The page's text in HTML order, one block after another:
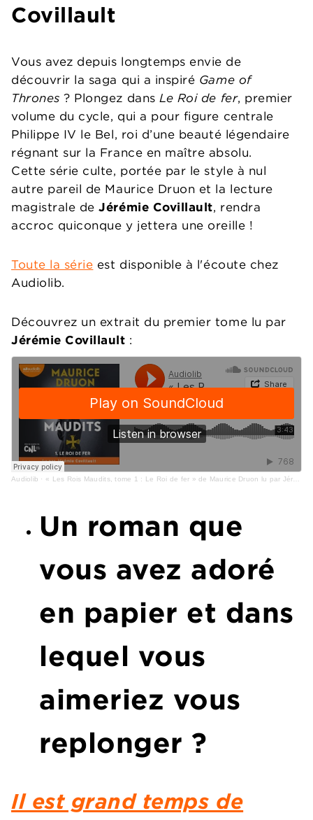
Covillault
Vous avez depuis longtemps envie de
découvrir la saga qui a inspiré Game of
Thrones ? Plongez dansLe Roi de fer, premier
volume du cycle, qui a pour figure centrale
Philippe IV le Bel, roi d’une beauté légendaire
régnant sur la France en maître absolu.
Cette série culte, portée par le style à nul
autre pareil de Maurice Druon et la lecture
magistrale deJérémie Covillault, rendra
accroc quiconque y jettera une oreille !
Toute la série est disponible à l'écoute chez
Audiolib.
Découvrez un extrait du premier tome lu par
Jérémie Covillault :
Audiolib · « Les Rois Maudits, tome 1 : Le Roi de fer » de Maurice Druon lu par Jérémie Covillault
Un roman que
vous avez adoré
en papier et dans
lequel vous
aimeriez vous
replonger ?
Il est grand temps de